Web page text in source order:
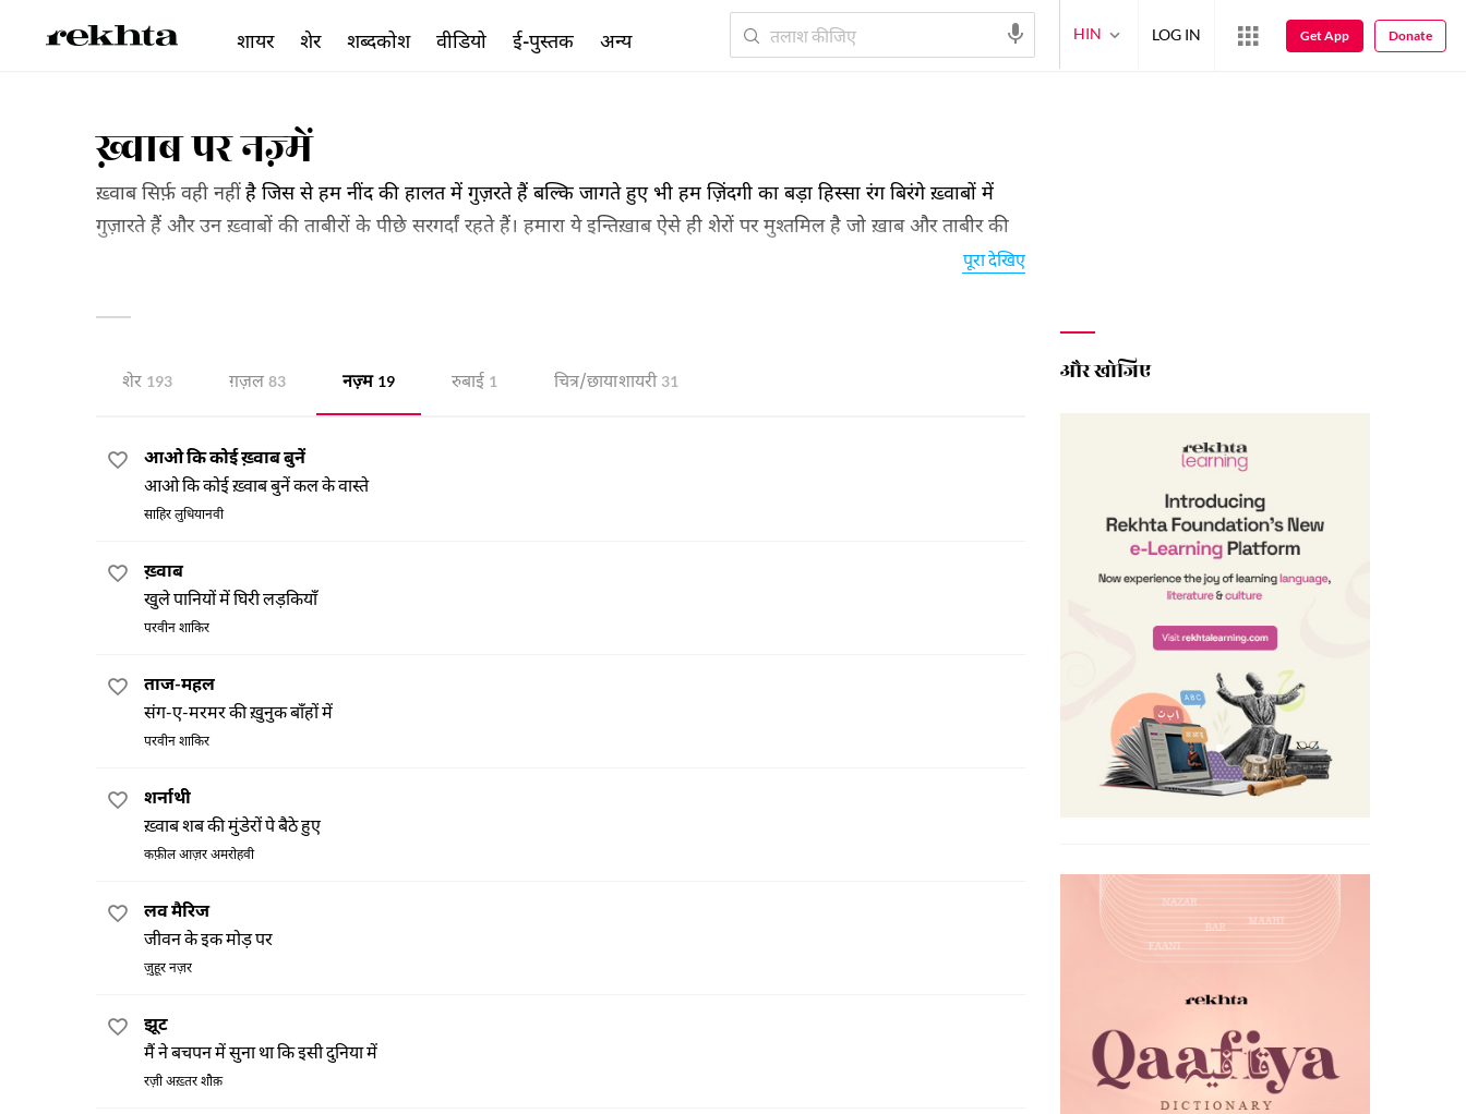
ख़्वाब पर नज़्में
ख़्वाब सिर्फ़ वही नहींहै जिस से हम नींद की हालत में गुज़रते हैं बल्कि जागते हुए भी हम ज़िंदगी का बड़ा हिस्सा रंग बिरंगे ख़्वाबों में
गुज़ारते हैं और उन ख़्वाबों की ताबीरों के पीछे सरगर्दां रहते हैं। हमारा ये इन्तिख़ाब ऐसे ही शेरों पर मुश्तमिल है जो ख़ाब और ताबीर की
कश्मकश में फंसे इन्सान की रूदाद सुनाते हैं। ये शायरी पढ़िए। इस में आपको अपने ख़्वाबों के नुक़ूश भी झिलमिलाते हुए नज़र आएँगे।
पूरा देखिए
शेर 193 ग़ज़ल 83 नज़्म 19 रुबाई 1 चित्र/छाया शायरी 31
आओ कि कोई ख़्वाब बुनें
आओ कि कोई ख़्वाब बुनें कल के वास्ते
साहिर लुधियानवी
ख़्वाब
खुले पानियों में घिरी लड़कियाँ
परवीन शाकिर
ताज-महल
संग-ए-मरमर की ख़ुनुक बाँहों में
परवीन शाकिर
शर्नाथी
ख़्वाब शब की मुंडेरों पे बैठे हुए
कफ़ील आज़र अमरोहवी
लव मैरिज
जीवन के इक मोड़ पर
ज़ुहूर नज़र
झूट
मैं ने बचपन में सुना था कि इसी दुनिया में
रज़ी अख़्तर शौक़
और खोजिए
शायर शेर शब्दकोश वीडियो ई-पुस्तक अन्य HIN LOG IN Get App Donate